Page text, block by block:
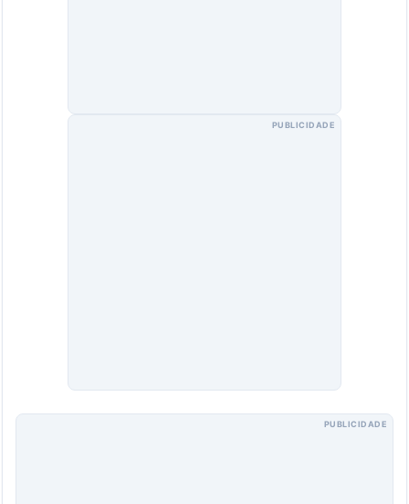
PUBLICIDADE
PUBLICIDADE